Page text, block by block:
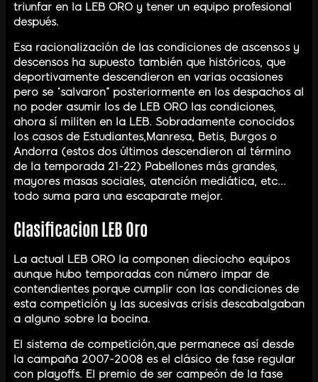
triunfar en la LEB ORO y tener un equipo profesional
después.
Esa racionalización de las condiciones de ascensos y
descensos ha supuesto también que históricos, que
deportivamente descendieron en varias ocasiones
pero se “salvaron” posteriormente en los despachos al
no poder asumir los de LEB ORO las condiciones,
ahora sí militen en la LEB. Sobradamente conocidos
los casos de Estudiantes,Manresa, Betis, Burgos o
Andorra (estos dos últimos descendieron al término
de la temporada 21-22) Pabellones más grandes,
mayores masas sociales, atención mediática, etc...
todo suma para una escaparate mejor.
Clasificacion LEB Oro
La actual LEB ORO la componen dieciocho equipos
aunque hubo temporadas con número impar de
contendientes porque cumplir con las condiciones de
esta competición y las sucesivas crisis descabalgaban
a alguno sobre la bocina.
El sistema de competición,que permanece así desde
la campaña 2007-2008 es el clásico de fase regular
con playoffs. El premio de ser campeón de la fase